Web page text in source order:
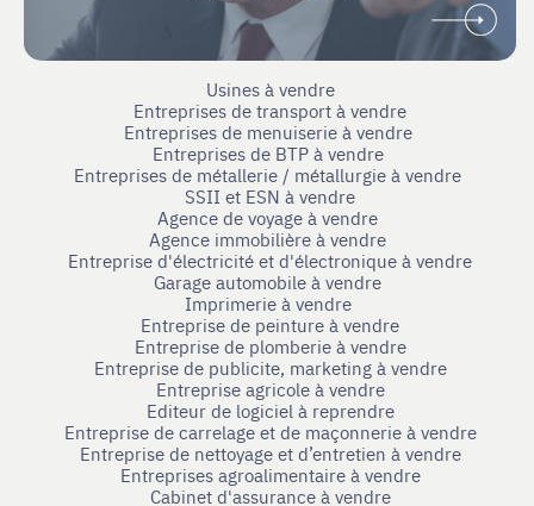
Usines à vendre
Entreprises de transport à vendre
Entreprises de menuiserie à vendre
Entreprises de BTP à vendre
Entreprises de métallerie / métallurgie à vendre
SSII et ESN à vendre
Agence de voyage à vendre
Agence immobilière à vendre
Entreprise d'électricité et d'électronique à vendre
Garage automobile à vendre
Imprimerie à vendre
Entreprise de peinture à vendre
Entreprise de plomberie à vendre
Entreprise de publicite, marketing à vendre
Entreprise agricole à vendre
Editeur de logiciel à reprendre
Entreprise de carrelage et de maçonnerie à vendre
Entreprise de nettoyage et d’entretien à vendre
Entreprises agroalimentaire à vendre
Cabinet d'assurance à vendre